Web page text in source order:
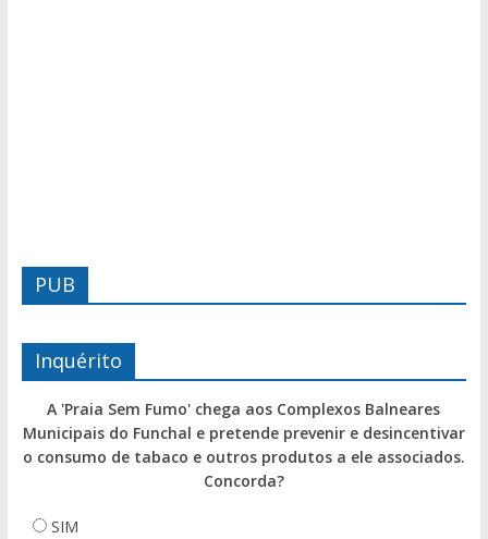
PUB
Inquérito
A 'Praia Sem Fumo' chega aos Complexos Balneares
Municipais do Funchal e pretende prevenir e desincentivar
o consumo de tabaco e outros produtos a ele associados.
Concorda?
SIM